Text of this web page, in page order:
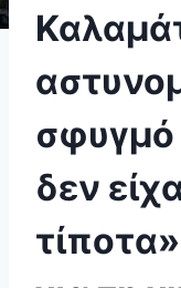
σφυγμό
δεν